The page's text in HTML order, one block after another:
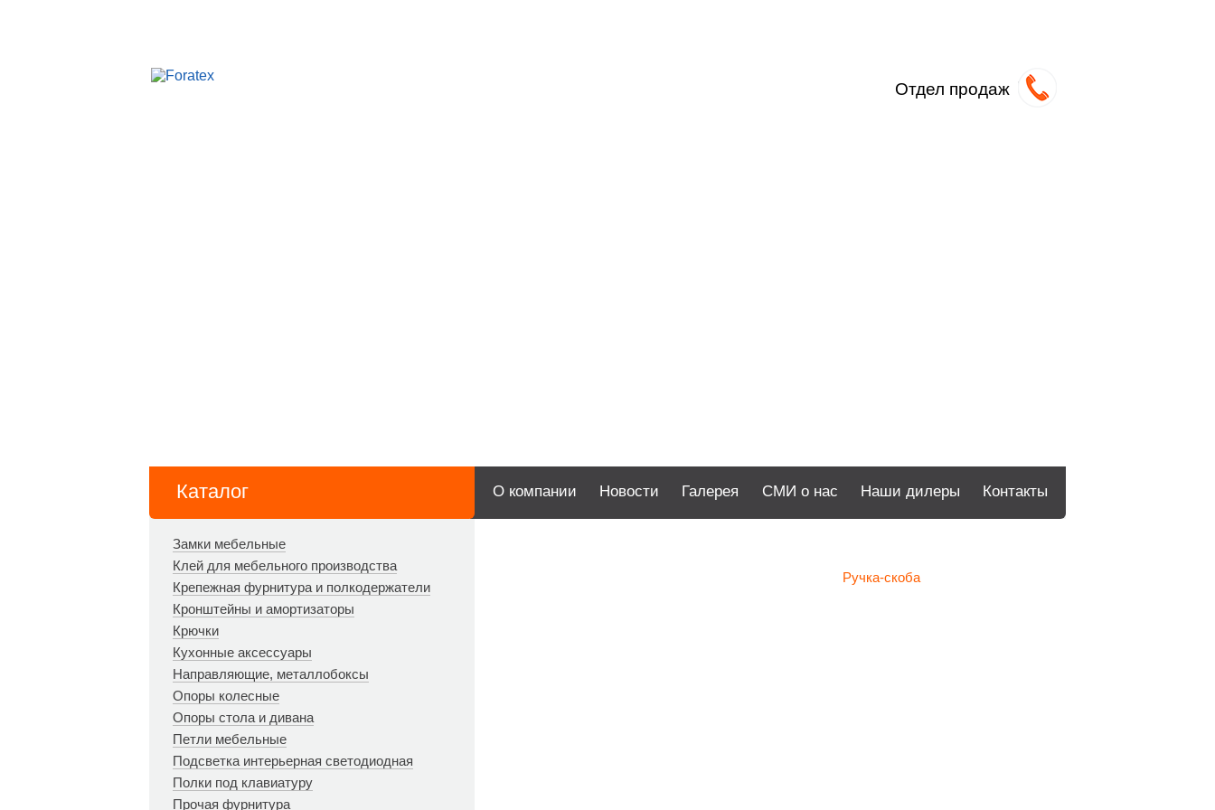
Отдел продаж
Каталог О компании Новости Галерея СМИ о нас Наши дилеры Контакты
Замки мебельные
Клей для мебельного производства
Крепежная фурнитура и полкодержатели
Кронштейны и амортизаторы
Крючки
Кухонные аксессуары
Направляющие, металлобоксы
Опоры колесные
Опоры стола и дивана
Петли мебельные
Подсветка интерьерная светодиодная
Полки под клавиатуру
Прочая фурнитура
Ручка-скоба